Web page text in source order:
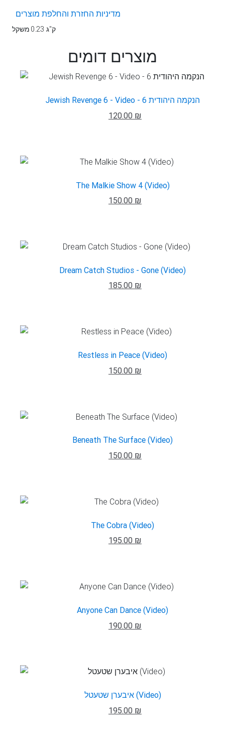
מדיניות החזרת והחלפת מוצרים
משקל 0.23 ק"ג
מוצרים דומים
Jewish Revenge 6 - Video - הנקמה היהודית 6
120.00 ₪
The Malkie Show 4 (Video)
150.00 ₪
Dream Catch Studios - Gone (Video)
185.00 ₪
Restless in Peace (Video)
150.00 ₪
Beneath The Surface (Video)
150.00 ₪
The Cobra (Video)
195.00 ₪
Anyone Can Dance (Video)
190.00 ₪
איבערן שטעטל (Video)
195.00 ₪